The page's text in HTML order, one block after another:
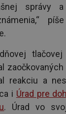
správy
reakciu a
i Úrad pre
. Úrad vo